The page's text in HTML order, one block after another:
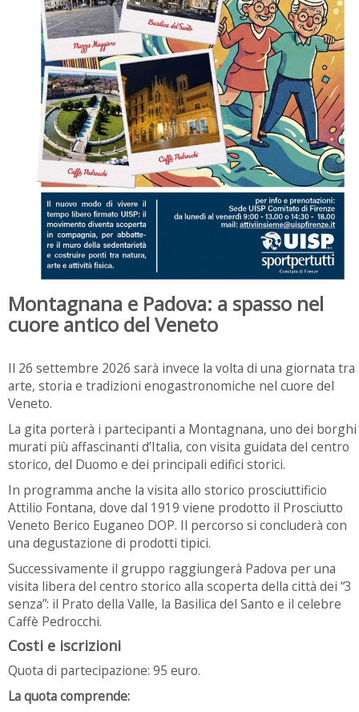
Montagnana e Padova: a spasso nel
cuore antico del Veneto
Il 26 settembre 2026 sarà invece la volta di una giornata tra
arte, storia e tradizioni enogastronomiche nel cuore del
Veneto.
La gita porterà i partecipanti a Montagnana, uno dei borghi
murati più affascinanti d’Italia, con visita guidata del centro
storico, del Duomo e dei principali edifici storici.
In programma anche la visita allo storico prosciuttificio
Attilio Fontana, dove dal 1919 viene prodotto il Prosciutto
Veneto Berico Euganeo DOP. Il percorso si concluderà con
una degustazione di prodotti tipici.
Successivamente il gruppo raggiungerà Padova per una
visita libera del centro storico alla scoperta della città dei “3
senza”: il Prato della Valle, la Basilica del Santo e il celebre
Caffè Pedrocchi.
Costi e iscrizioni
Quota di partecipazione: 95 euro.
La quota comprende: